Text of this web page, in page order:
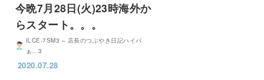
今晩7月28日(火)23時海外か
らスタート。。。
ILCE-7SM3 – 店長のつぶやき日記ハイパ
ぁ…3
2020.07.28